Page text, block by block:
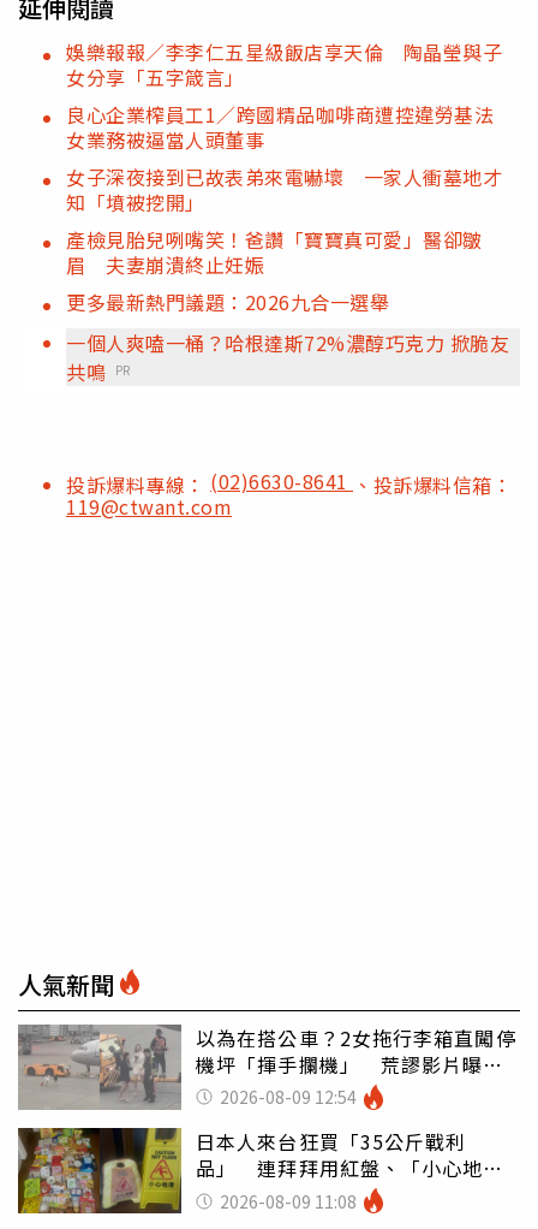
延伸閱讀
娛樂報報／李李仁五星級飯店享天倫 陶晶瑩與子
女分享「五字箴言」
良心企業榨員工1／跨國精品咖啡商遭控違勞基法
女業務被逼當人頭董事
女子深夜接到已故表弟來電嚇壞 一家人衝墓地才
知「墳被挖開」
產檢見胎兒咧嘴笑！爸讚「寶寶真可愛」醫卻皺
眉 夫妻崩潰終止妊娠
更多最新熱門議題：2026九合一選舉
一個人爽嗑一桶？哈根達斯72%濃醇巧克力 掀脆友
共鳴 PR
投訴爆料專線： (02)6630-8641 、投訴爆料信箱：
119@ctwant.com
人氣新聞
以為在搭公車？2女拖行李箱直闖停
機坪「揮手攔機」 荒謬影片曝網
傻眼2026-08-09 12:54
日本人來台狂買「35公斤戰利
品」 連拜拜用紅盤、「小心地
滑」告示牌也帶回家
2026-08-09 11:08